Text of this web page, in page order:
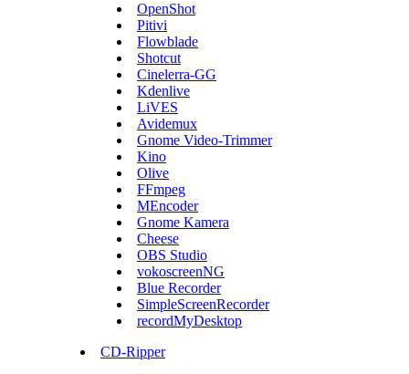
OpenShot
Pitivi
Flowblade
Shotcut
Cinelerra-GG
Kdenlive
LiVES
Avidemux
Gnome Video-Trimmer
Kino
Olive
FFmpeg
MEncoder
Gnome Kamera
Cheese
OBS Studio
vokoscreenNG
Blue Recorder
SimpleScreenRecorder
recordMyDesktop
CD-Ripper